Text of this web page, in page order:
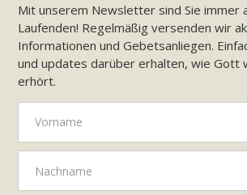
Mit unserem Newsletter sind Sie immer
Laufenden! Regelmäßig versenden wir
Informationen und Gebetsanliegen.
und updates darüber erhalten, wie Gott
erhört.